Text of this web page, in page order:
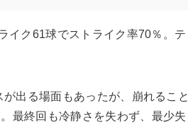
イク61球でストライク率70％。テ
出る場面もあったが、崩れること
最終回も冷静さを失わず、最少失